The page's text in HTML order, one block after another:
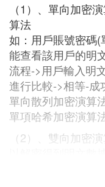
（1）、單向加密
算法
如：用戶賬號密碼(
能查看該用戶的明
流程->用戶輸入明
進行比較->相等-成
單向散列加密演算
單項哈希加密演算
（2）、雙向加密
使用在更多的場景